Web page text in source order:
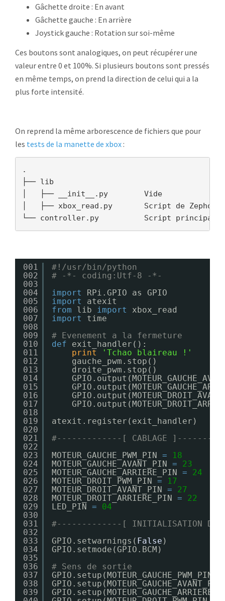
Gâchette droite : En avant
Gâchette gauche : En arrière
Joystick gauche : Rotation sur soi-même
Ces boutons sont analogiques, on peut récupérer une
valeur entre 0 et 100%. Si plusieurs boutons sont pressés
en même temps, on prend la direction de celui qui a la
plus forte intensité.
On reprend la même arborescence de fichiers que pour
les tests de la manette de xbox :
.
├── lib
│   ├── __init__.py        Vide
│   ├── xbox_read.py       Script de Zephod
001
002
003
004
005
006
007
008
009
010
011
012
013
014
015
016
017
018
019
020
021
022
023
024
025
026
027
028
029
030
031
032
033
034
035
036
037
038
039
#!/usr/bin/python
# -*- coding:Utf-8 -*-
import
RPi.GPIO as GPIO
import
atexit
from
lib import
xbox_read
import
time
# Evenement a la fermeture
def
exit_handler():
print
'Tchao blaireau !'
gauche_pwm.stop()
droite_pwm.stop()
atexit.register(exit_handler)
#-------------[ CABLAGE
MOTEUR_GAUCHE_PWM_PIN =
18
MOTEUR_GAUCHE_AVANT_PIN =
23
MOTEUR_GAUCHE_ARRIERE_PIN =
24
MOTEUR_DROIT_PWM_PIN =
17
MOTEUR_DROIT_AVANT_PIN =
27
MOTEUR_DROIT_ARRIERE_PIN =
22
LED_PIN =
04
#-------------[ INITIALISATION
GPIO.setwarnings( False )
GPIO.setmode(GPIO.BCM)
# Sens de sortie
GPIO.setup(MOTEUR_GAUCHE_PWM_PIN,